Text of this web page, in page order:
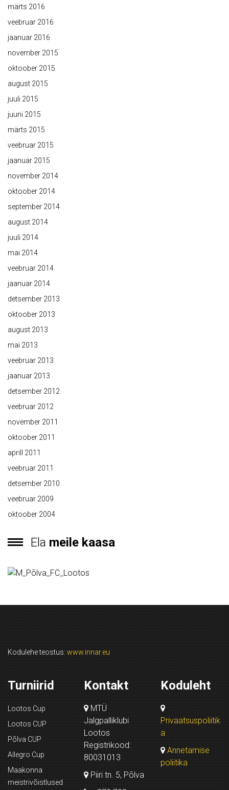
märts 2016
veebruar 2016
jaanuar 2016
november 2015
oktoober 2015
august 2015
juuli 2015
juuni 2015
märts 2015
veebruar 2015
jaanuar 2015
november 2014
oktoober 2014
september 2014
august 2014
juuli 2014
mai 2014
veebruar 2014
jaanuar 2014
detsember 2013
oktoober 2013
august 2013
mai 2013
veebruar 2013
jaanuar 2013
detsember 2012
veebruar 2012
november 2011
oktoober 2011
aprill 2011
veebruar 2011
detsember 2010
veebruar 2009
oktoober 2004
Ela meile kaasa
Kodulehe teostus: www.innar.eu
Turniirid
Lootos Cup
Lootos CUP
Põlva CUP
Allegro Cup
Maakonna
meistrivõistlused
Kontakt
MTÜ
Jalgpalliklubi
Lootos
Registrikood:
80031013
Piiri tn. 5, Põlva
Koduleht
Privaatsuspoliitik
a
Annetamise
poliitika